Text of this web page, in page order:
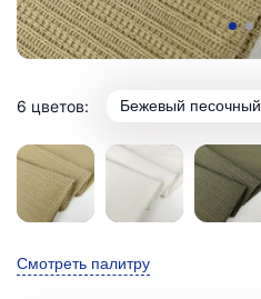
6 цветов: Бежевый песочный
Смотреть палитру